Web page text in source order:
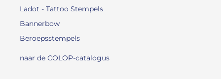
Ladot - Tattoo Stempels
Bannerbow
Beroepsstempels
naar de COLOP-catalogus